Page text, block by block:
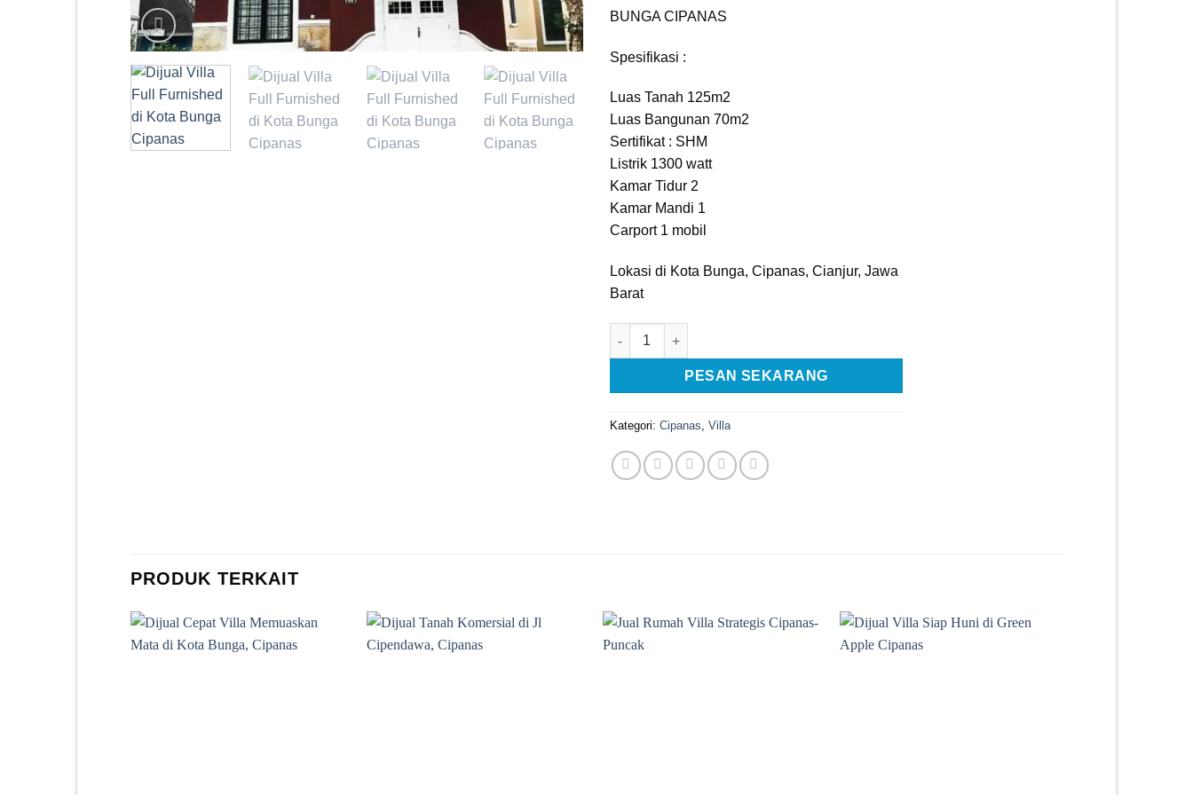
BUNGA CIPANAS
Spesifikasi :
Luas Tanah 125m2
Luas Bangunan 70m2
Sertifikat : SHM
Listrik 1300 watt
Kamar Tidur 2
Kamar Mandi 1
Carport 1 mobil
Lokasi di Kota Bunga, Cipanas, Cianjur, Jawa
Barat
Kuantitas [C1817] Dijual Villa Full Furnished di Kota Bunga Cipanas
PESAN SEKARANG
Kategori: Cipanas Villa
PRODUK TERKAIT